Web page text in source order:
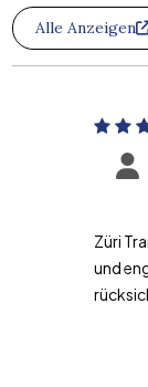
Alle Anzeigen
Züri
und engagiert.
rücksichtsvoll